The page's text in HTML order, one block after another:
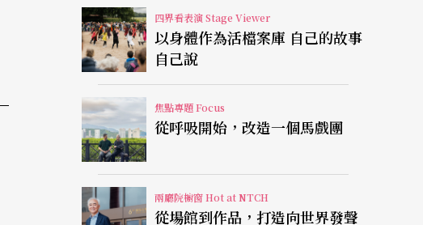
四界看表演 Stage Viewer
以身體作為活檔案庫 自己的故事
自己說
焦點專題 Focus
從呼吸開始，改造一個馬戲團
兩廳院櫥窗 Hot at NTCH
從場館到作品，打造向世界發聲